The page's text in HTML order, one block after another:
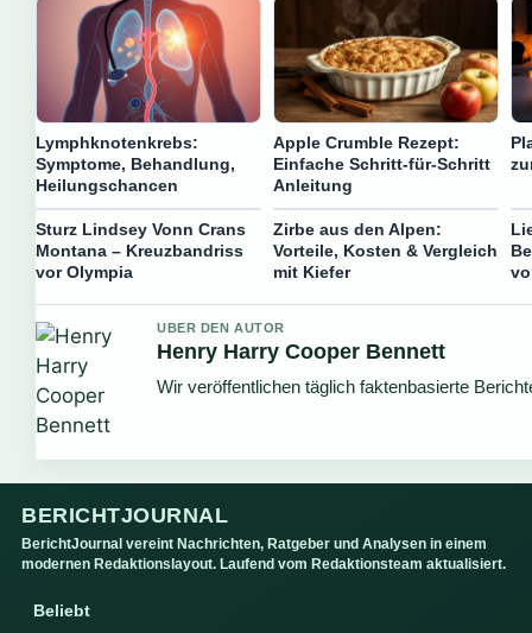
Lymphknotenkrebs:
Symptome, Behandlung,
Heilungschancen
Apple Crumble Rezept:
Einfache Schritt-für-Schritt
Anleitung
Sturz Lindsey Vonn Crans
Montana – Kreuzbandriss
vor Olympia
Zirbe aus den Alpen:
Vorteile, Kosten & Vergleich
mit Kiefer
UBER DEN AUTOR
Henry Harry Cooper Bennett
Wir veröffentlichen täglich faktenbasierte
BERICHTJOURNAL
BerichtJournal vereint Nachrichten, Ratgeber und Analysen in einem
modernen Redaktionslayout. Laufend vom Redaktionsteam aktualisiert.
Beliebt